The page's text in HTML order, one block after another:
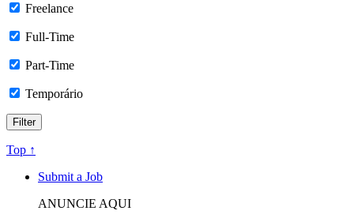
Freelance
Full-Time
Part-Time
Temporário
Top ↑
Submit a Job
ANUNCIE AQUI